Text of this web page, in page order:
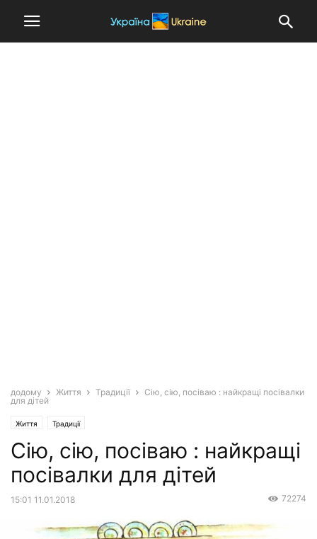
додому Життя Традиції
Сію, сію, посіваю : найкращі посівалки
для дітей
Життя Традиції
Сію, сію, посіваю : найкращі
посівалки для дітей
15:01 11.01.2018 72274